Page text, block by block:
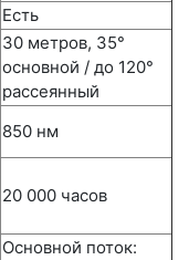
Есть
30 метров, 35°
основной / до 120°
рассеянный
850 нм
20 000 часов
Основной поток: